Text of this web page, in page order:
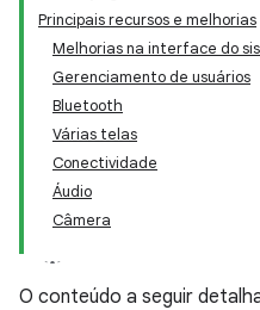
Principais recursos e melhorias
Melhorias na interface do
Gerenciamento de usuários
Bluetooth
Várias telas
Conectividade
Áudio
Câmera
O conteúdo a seguir